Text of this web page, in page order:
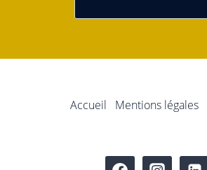
Accueil Mentions légales